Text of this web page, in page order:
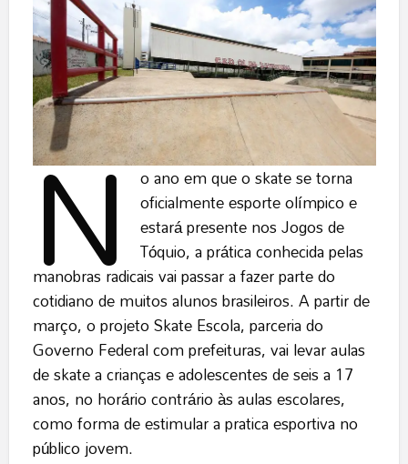
N o ano em que o skate se torna
oficialmente esporte olímpico e
estará presente nos Jogos de
Tóquio, a prática conhecida pelas
manobras radicais vai passar a fazer parte do
cotidiano de muitos alunos brasileiros. A partir de
março, o projeto Skate Escola, parceria do
Governo Federal com prefeituras, vai levar aulas
de skate a crianças e adolescentes de seis a 17
anos, no horário contrário às aulas escolares,
como forma de estimular a pratica esportiva no
público jovem.